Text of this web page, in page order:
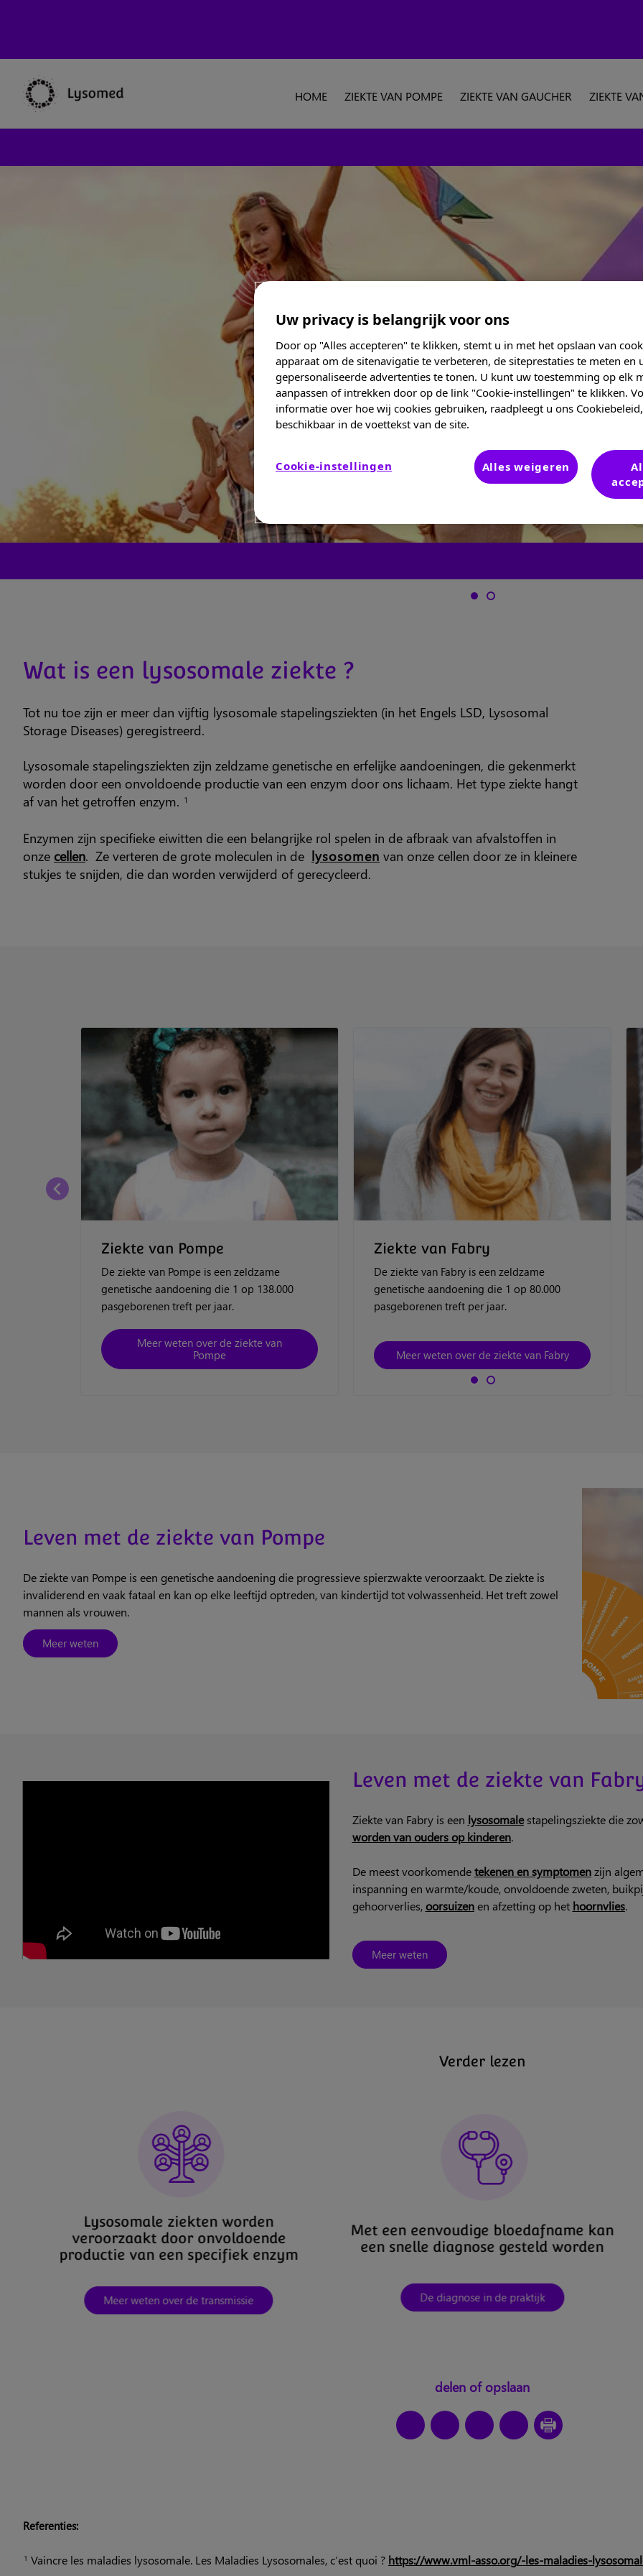
HOME ZIEKTE VAN POMPE ZIEKTE VAN GAUCHER ZIEKTE
Wat is een lysosomale ziekte ?
Tot nu toe zijn er meer dan vijftig lysosomale stapelingsziekten (in het Engels LSD, Lysosomal
Storage Diseases) geregistreerd.
Lysosomale stapelingsziekten zijn zeldzame genetische en erfelijke aandoeningen, die gekenmerkt
worden door een onvoldoende productie van een enzym door ons lichaam. Het type ziekte hangt
af van het getroffen enzym.
1
Enzymen zijn specifieke eiwitten die een belangrijke rol spelen in de afbraak van afvalstoffen in
onze cellen. Ze verteren de grote moleculen in de lysosomen van onze cellen door ze in kleinere
stukjes te snijden, die dan worden verwijderd of gerecycleerd.
Ziekte van Pompe
De ziekte van Pompe is een zeldzame
genetische aandoening die 1 op 138.000
pasgeborenen treft per jaar.
Meer weten over de ziekte van
Pompe
Ziekte van Fabry
De ziekte van Fabry is een zeldzame
genetische aandoening die 1 op 80.000
pasgeborenen treft per jaar.
Meer weten over de ziekte van Fabry
Leven met de ziekte van Pompe
De ziekte van Pompe is een genetische aandoening die progressieve spierzwakte veroorzaakt. De ziekte is
invaliderend en vaak fataal en kan op elke leeftijd optreden, van kindertijd tot volwassenheid. Het treft zowel
mannen als vrouwen.
Meer weten
Leven met de ziekte van
Ziekte van Fabry is een lysosomalestapelingsziekte die
worden van ouders op kinderen.
De meest voorkomendetekenen en symptomenzijn
inspanning en warmte/koude, onvoldoende zweten,
gehoorverlies,oorsuizenen afzetting op het hoornvlies.
Meer weten
Verder lezen
Lysosomale ziekten worden
veroorzaakt door onvoldoende
productie van een specifiek enzym
Meer weten over de transmissie
Met een eenvoudige bloedafname kan
een snelle diagnose gesteld worden
De diagnose in de praktijk
delen of opslaan
Referenties:
1 Vaincre les maladies lysosomale. Les Maladies Lysosomales, c’est quoi ? https://www.vml-asso.org/-les-maladies-
Uw privacy is belangrijk voor ons
Door op "Alles accepteren" te klikken, stemt u in met het opslaan van
apparaat om de sitenavigatie te verbeteren, de siteprestaties te meten en
gepersonaliseerde advertenties te tonen. U kunt uw toestemming op elk
aanpassen of intrekken door op de link "Cookie-instellingen" te klikken.
informatie over hoe wij cookies gebruiken, raadpleegt u ons Cookiebeleid,
beschikbaar in de voettekst van de site.
Cookie-instellingen Alles weigeren